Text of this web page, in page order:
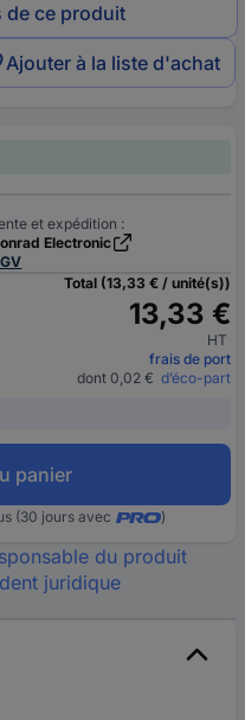
de ce produit
Ajouter à la liste d'achat
et expédition :
Electronic
Total (13,33 € / unité(s))
13,33 €
HT
frais de port
dont 0,02 € d’éco-part
panier
(30 jours avec )
du produit
juridique